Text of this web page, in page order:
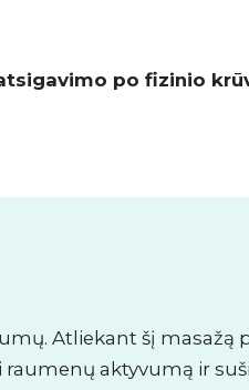
po fizinio
Atliekant šį
aktyvumą ir